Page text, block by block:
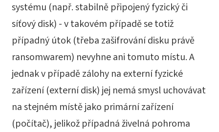
systému (např. stabilně připojený fyzický či
síťový disk) - v takovém případě se totiž
případný útok (třeba zašifrování disku právě
ransomwarem) nevyhne ani tomuto místu. A
jednak v případě zálohy na externí fyzické
zařízení (externí disk) jej nemá smysl uchovávat
na stejném místě jako primární zařízení
(počítač), jelikož případná živelná pohroma